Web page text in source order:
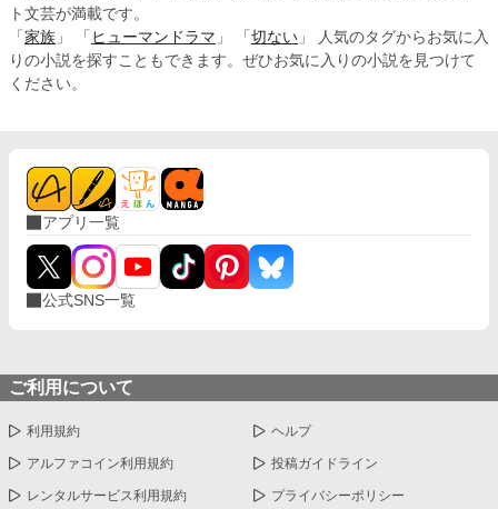
ト文芸が満載です。
「 家族 」 「 ヒューマンドラマ 」 「 切ない 」 人気のタグからお気に入
りの小説を探すこともできます。ぜひお気に入りの小説を見つけて
ください。
アプリ一覧
公式SNS一覧
ご利用について
利用規約 ヘルプ
アルファコイン利用規約 投稿ガイドライン
レンタルサービス利用規約 プライバシーポリシー